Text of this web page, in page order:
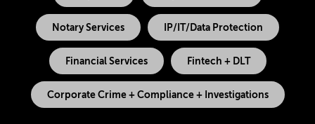
Notary Services IP/IT/Data Protection
Financial Services Fintech + DLT
Corporate Crime + Compliance + Investigations